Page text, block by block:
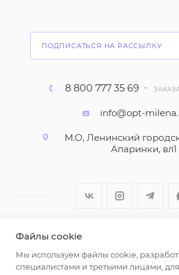
ПОДПИСАТЬСЯ НА РАССЫЛКУ
8 800 777 35 69
info@opt-
М.О, Ленинский
Апаринки, вл1
2026 © ООО "Вайт Текстиль
Любая информация на сайте
характер и не является
Файлы cookie
Мы используем файлы cookie,
специалистами и третьими лицами,